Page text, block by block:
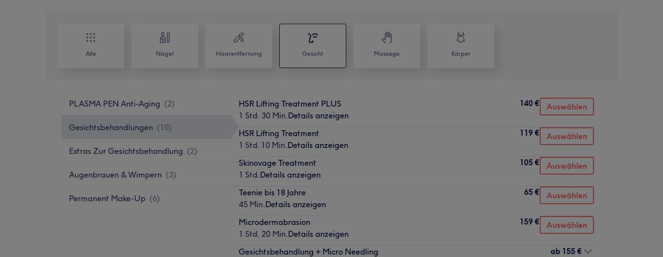
Alle Nägel Haarentfernung Gesicht Massage Körper
PLASMA PEN Anti-Aging (2)
Gesichtsbehandlungen (10)
Extras Zur Gesichtsbehandlung (2)
Augenbrauen & Wimpern (3)
Permanent Make-Up (6)
HSR Lifting Treatment PLUS
1 Std. 30 Min.Details anzeigen
140 € Auswählen
HSR Lifting Treatment
1 Std. 10 Min.Details anzeigen
119 € Auswählen
Skinovage Treatment
1 Std.Details anzeigen
105 € Auswählen
Teenie bis 18 Jahre
45 Min.Details anzeigen
65 € Auswählen
Microdermabrasion
1 Std. 20 Min.Details anzeigen
159 € Auswählen
Gesichtsbehandlung + Micro Needling
ab 155 €